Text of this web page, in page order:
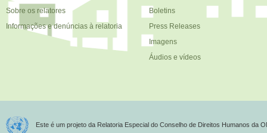
Sobre os relatores
Informações e denúncias à relatoria
Boletins
Press Releases
Imagens
Áudios e vídeos
Este é um projeto da Relatoria Especial do Conselho de Direitos Humanos da